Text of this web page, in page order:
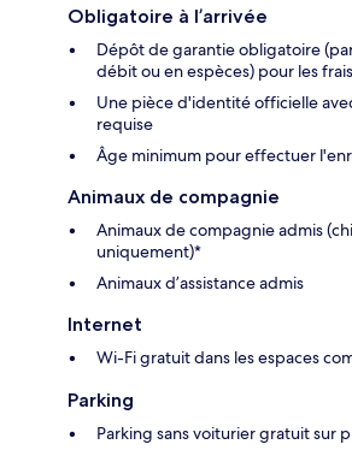
Obligatoire à l’arrivée
Dépôt de garantie obligatoire
débit ou en espèces) pour les
Une pièce d'identité officielle
requise
Âge minimum pour effectuer
Animaux de compagnie
Animaux de compagnie admis
uniquement)*
Animaux d’assistance admis
Internet
Wi-Fi gratuit dans les espaces
Parking
Parking sans voiturier gratuit sur